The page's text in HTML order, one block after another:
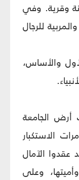
وقرية. وفي
للرجال
والأساس،
الجامعة
الاستكبار
عقدوا الآمال
وعلى